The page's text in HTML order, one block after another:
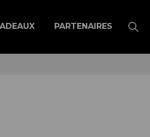
PARTENAIRES